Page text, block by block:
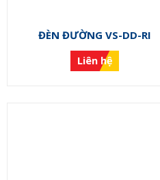
ĐÈN ĐƯỜNG VS-DD-RI
Liên hệ